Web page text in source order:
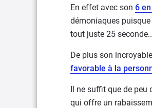
En effet avec son 6
démoniaques puisque
tout juste 25
De plus son
favorable à la
Il ne suffit que de peu
qui offre un